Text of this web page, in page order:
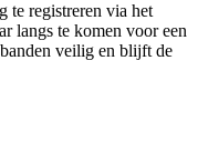
te registreren via het
langs te komen voor een
veilig en blijft de